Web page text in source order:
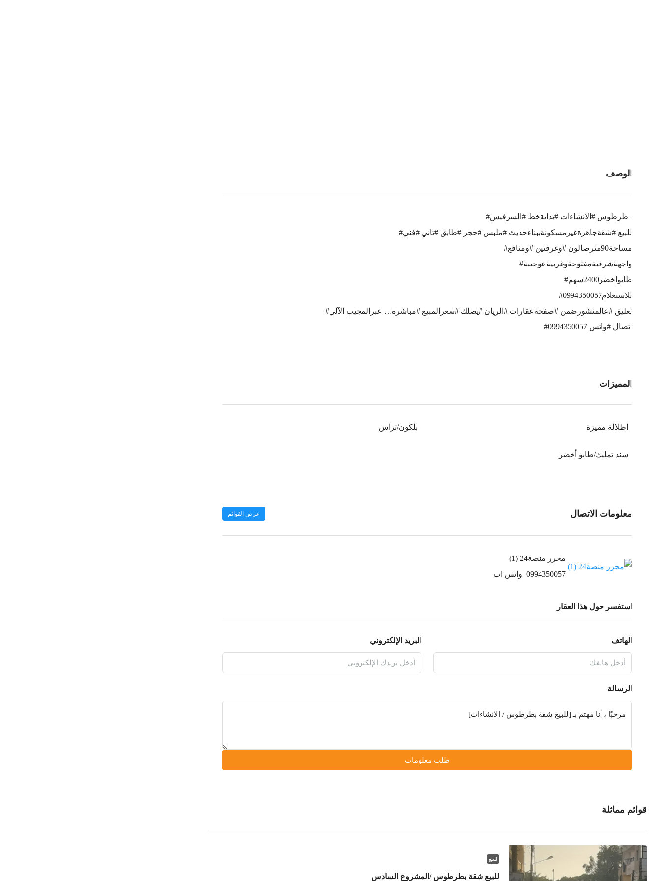
الوصف
#طرطوس #الانشاءات #بدايةخط #السرفيس .
#للبيع #شقةجاهزةغيرمسكونةببناءحديث #ملبس #حجر #طابق #تاني #فني
#مساحة90مترصالون #وغرفتين #ومنافع
#واجهةشرقيةمفتوحةوغربيةعوجيبة
#طابواخضر2400سهم
#للاستعلام0994350057
#تعليق #عالمنشورضمن #صفحةعقارات #الريان #يصلك #سعرالمبيع #مباشرة… عبرالمجيب الآلي
#اتصال #واتس 0994350057
المميزات
اطلالة مميزة بلكون/تراس
سند تمليك/طابو أخضر
معلومات الاتصال عرض القوائم
محرر منصة24 (1)
0994350057 واتس اب
استفسر حول هذا العقار
الهاتف البريد الإلكتروني
الرسالة
طلب معلومات
قوائم مماثلة
للبيع
للبيع شقة بطرطوس /المشروع السادس